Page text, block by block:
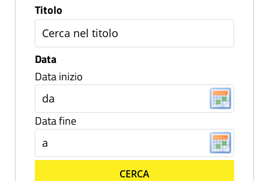
Titolo
Data
Data inizio
Data fine
CERCA